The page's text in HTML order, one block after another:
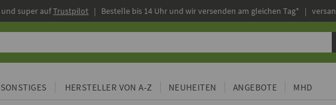
und super aufTrustpilot | Bestelle bis 14 Uhr und wir versenden am gleichen Tag* |
SONSTIGES HERSTELLER VON A-Z NEUHEITEN ANGEBOTE MHD